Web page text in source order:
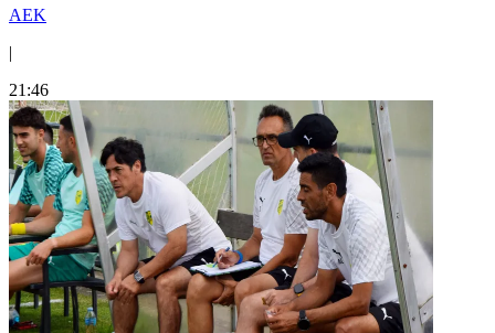
ΑΕΚ
|
21:46